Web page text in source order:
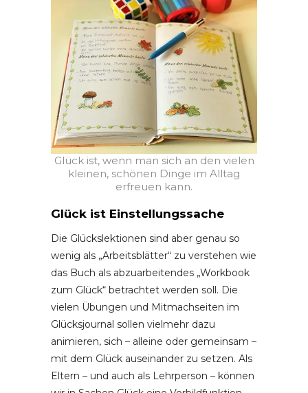
Glück ist, wenn man sich an den vielen
kleinen, schönen Dinge im Alltag
erfreuen kann.
Glück ist Einstellungssache
Die Glückslektionen sind aber genau so
wenig als „Arbeitsblätter“ zu verstehen wie
das Buch als abzuarbeitendes „Workbook
zum Glück“ betrachtet werden soll. Die
vielen Übungen und Mitmachseiten im
Glücksjournal sollen vielmehr dazu
animieren, sich – alleine oder gemeinsam –
mit dem Glück auseinander zu setzen. Als
Eltern – und auch als Lehrperson – können